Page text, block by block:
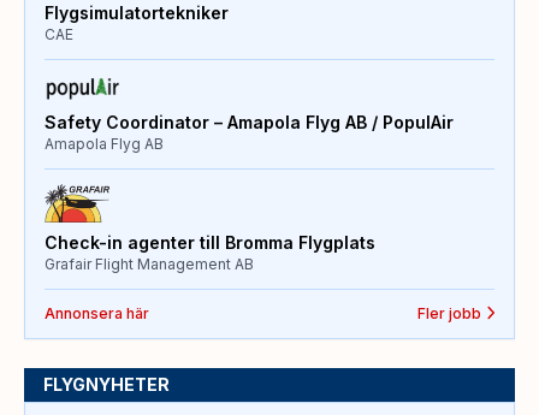
Flygsimulatortekniker
CAE
Safety Coordinator – Amapola Flyg AB / PopulAir
Amapola Flyg AB
Check-in agenter till Bromma Flygplats
Grafair Flight Management AB
Annonsera här Fler jobb
FLYGNYHETER